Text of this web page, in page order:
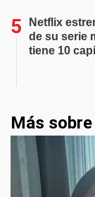
Netflix
de su serie
tiene 10
Más